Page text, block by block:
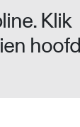
Klik